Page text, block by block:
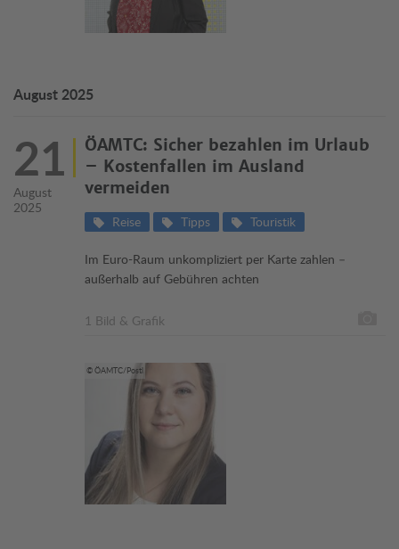
August 2025
21
August
2025
ÖAMTC: Sicher bezahlen im Urlaub
– Kostenfallen im Ausland
vermeiden
Reise Tipps Touristik
Im Euro-Raum unkompliziert per Karte zahlen –
außerhalb auf Gebühren achten
1 Bild & Grafik
© ÖAMTC/Postl